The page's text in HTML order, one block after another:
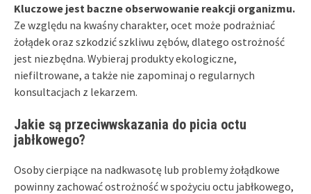
Kluczowe jest baczne obserwowanie reakcji organizmu.
Ze względu na kwaśny charakter, ocet może podrażniać
żołądek oraz szkodzić szkliwu zębów, dlatego ostrożność
jest niezbędna. Wybieraj produkty ekologiczne,
niefiltrowane, a także nie zapominaj o regularnych
konsultacjach z lekarzem.
Jakie są przeciwwskazania do picia octu
jabłkowego?
Osoby cierpiące na nadkwasotę lub problemy żołądkowe
powinny zachować ostrożność w spożyciu octu jabłkowego,